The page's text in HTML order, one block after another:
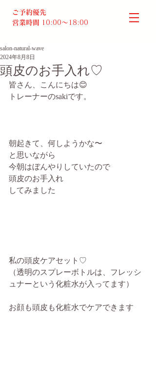
ご予約優先
営業時間 10:00～18:00​
頭皮のお手入れ♡
salon-natural-wave
2024年8月8日
皆さん、こんにちは😊
トレーナーのsakiです。
朝起きて、何しようかな〜
と思いながら
今朝はぼんやりしていたので
頭皮のお手入れ
してみました
私の頭皮ケアセット♡
（透明のスプレーボトルは、フレッシ
ュナーという化粧水が入ってます）
お顔も頭皮も化粧水でケアできます